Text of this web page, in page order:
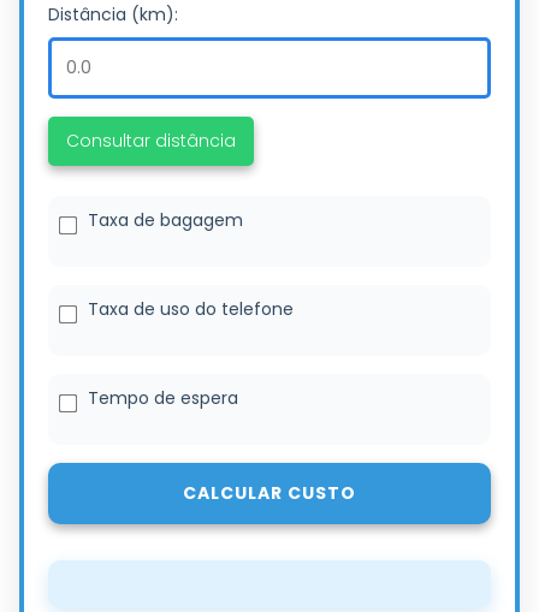
Distância (km):
Consultar distância
Taxa de bagagem
Taxa de uso do telefone
Tempo de espera
CALCULAR CUSTO